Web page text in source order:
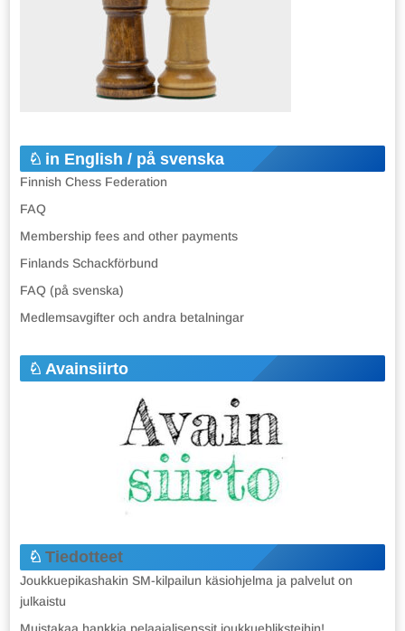
in English / på svenska
Finnish Chess Federation
FAQ
Membership fees and other payments
Finlands Schackförbund
FAQ (på svenska)
Medlemsavgifter och andra betalningar
Avainsiirto
Tiedotteet
Joukkuepikashakin SM-kilpailun käsiohjelma ja palvelut on
julkaistu
Muistakaa hankkia pelaajalisenssit joukkuebliksteihin!